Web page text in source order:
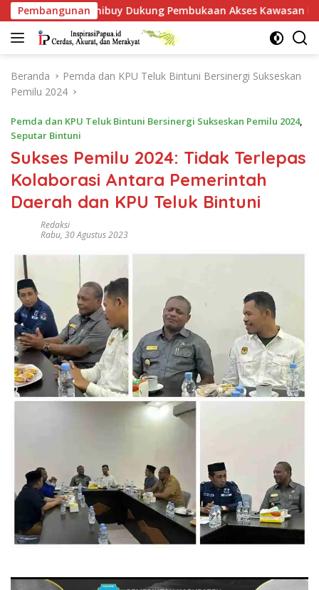
Langsung
ke
konten
Pembangunan
Pembukaan Akses Kawasan BP, Warga Jangan Hanya
Beranda
Pemda dan KPU Teluk Bintuni Bersinergi Sukseskan
Pemilu 2024
Pemda dan KPU Teluk Bintuni Bersinergi Sukseskan Pemilu 2024,
Seputar Bintuni
Sukses Pemilu 2024: Tidak Terlepas
Kolaborasi Antara Pemerintah
Daerah dan KPU Teluk Bintuni
Redaksi
Rabu, 30 Agustus 2023